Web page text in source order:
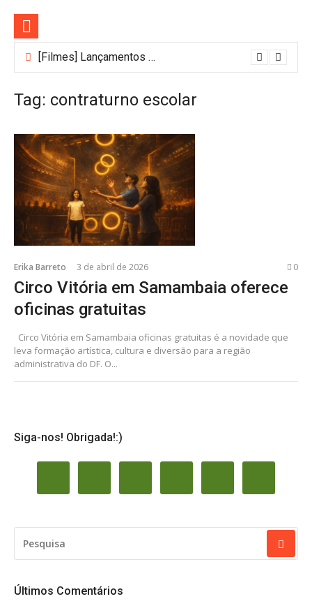
conteúdo
[Filmes] Lançamentos de agosto no Adrenalina Pura+ trazem ação e suspense
Tag: contraturno escolar
Erika Barreto 3 de abril de 2026 0
Circo Vitória em Samambaia oferece
oficinas gratuitas
Circo Vitória em Samambaia oficinas gratuitas é a novidade que
leva formação artística, cultura e diversão para a região
administrativa do DF. O...
Siga-nos! Obrigada!:)
POR:
Últimos Comentários